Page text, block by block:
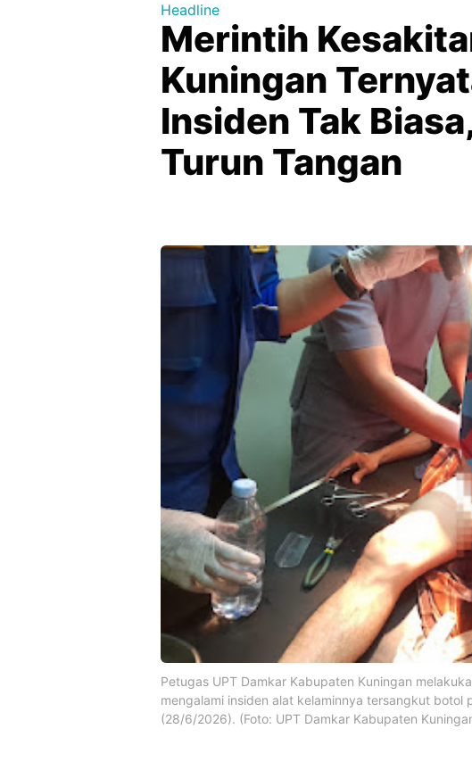
Headline
Merintih
Kuningan
Insiden Tak
Turun Tangan
Petugas UPT Damkar Kabupaten Kuningan
mengalami insiden alat kelaminnya tersangkut botol
(28/6/2026). (Foto: UPT Damkar Kabupaten